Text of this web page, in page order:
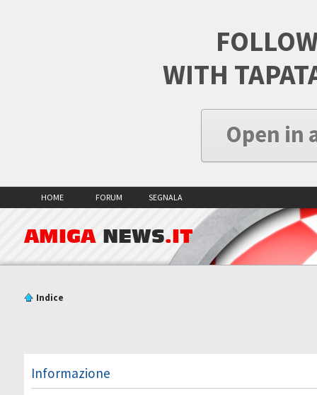
WITH
Open in
HOME FORUM SEGNALA
AMIGA NEWS.IT
Indice
Informazione